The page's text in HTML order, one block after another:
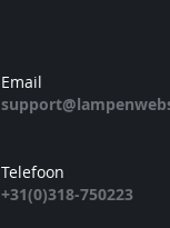
Email
Telefoon
+31(0)318-750223